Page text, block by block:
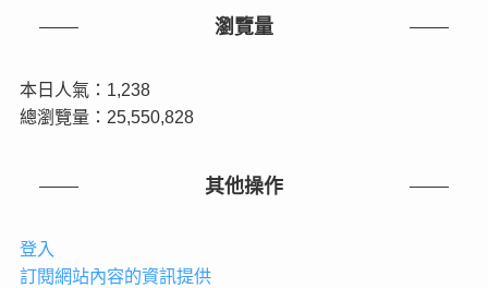
瀏覽量
本日人氣：1,238
總瀏覽量：25,550,828
其他操作
登入
訂閱網站內容的資訊提供